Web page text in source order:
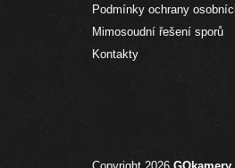
Podmínky ochrany
Mimosoudní řešení sporů
Kontakty